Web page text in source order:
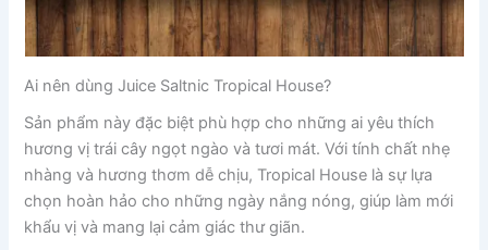
Ai nên dùng Juice Saltnic Tropical House?
Sản phẩm này đặc biệt phù hợp cho những ai yêu thích
hương vị trái cây ngọt ngào và tươi mát. Với tính chất nhẹ
nhàng và hương thơm dễ chịu, Tropical House là sự lựa
chọn hoàn hảo cho những ngày nắng nóng, giúp làm mới
khẩu vị và mang lại cảm giác thư giãn.